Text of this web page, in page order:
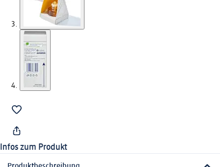
Infos zum Produkt